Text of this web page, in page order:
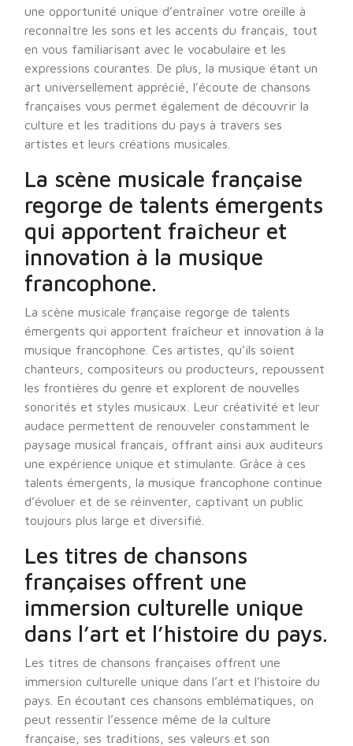
une opportunité unique d’entraîner votre oreille à
reconnaître les sons et les accents du français, tout
en vous familiarisant avec le vocabulaire et les
expressions courantes. De plus, la musique étant un
art universellement apprécié, l’écoute de chansons
françaises vous permet également de découvrir la
culture et les traditions du pays à travers ses
artistes et leurs créations musicales.
La scène musicale française
regorge de talents émergents
qui apportent fraîcheur et
innovation à la musique
francophone.
La scène musicale française regorge de talents
émergents qui apportent fraîcheur et innovation à la
musique francophone. Ces artistes, qu’ils soient
chanteurs, compositeurs ou producteurs, repoussent
les frontières du genre et explorent de nouvelles
sonorités et styles musicaux. Leur créativité et leur
audace permettent de renouveler constamment le
paysage musical français, offrant ainsi aux auditeurs
une expérience unique et stimulante. Grâce à ces
talents émergents, la musique francophone continue
d’évoluer et de se réinventer, captivant un public
toujours plus large et diversifié.
Les titres de chansons
françaises offrent une
immersion culturelle unique
dans l’art et l’histoire du pays.
Les titres de chansons françaises offrent une
immersion culturelle unique dans l’art et l’histoire du
pays. En écoutant ces chansons emblématiques, on
peut ressentir l’essence même de la culture
française, ses traditions, ses valeurs et son